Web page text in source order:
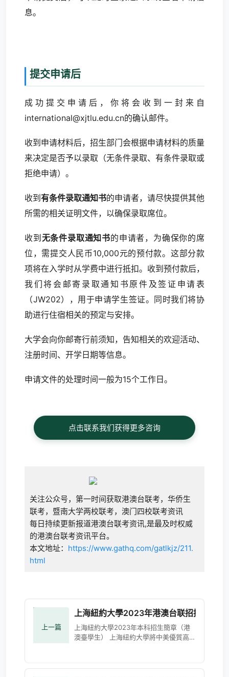
息。
提交申请后
成功提交申请后，你将会收到一封来自
international@xjtlu.edu.cn的确认邮件。
收到申请材料后，招生部门会根据申请材料的质量
来决定是否予以录取（无条件录取、有条件录取或
拒绝申请）。
收到 有条件录取通知书的申请者，请尽快提供其他
所需的相关证明文件，以确保录取席位。
收到 无条件录取通知书的申请者，为确保你的席
位，需提交人民币10,000元的预付款。这部分款
项将在入学时从学费中进行抵扣。收到预付款后，
我们将会邮寄录取通知书原件及签证申请表
（JW202），用于申请学生签证。同时我们将协
助进行住宿相关的预定与安排。
大学会向你邮寄行前须知，告知相关的欢迎活动、
注册时间、开学日期等信息。
申请文件的处理时间一般为15个工作日。
点击联系我们获得更多咨询
关注公众号，第一时间获取港澳台联考，华侨生
联考，暨南大学两校联考，澳门四校联考资讯
每日持续更新报道港澳台联考资讯,是最及时权威
的港澳台联考资讯平台。
本文地址： https://www.gathq.com/gatlkjz/211.
html
上一篇
上海紐約大學2023年港澳台联招招生简章
上海紐約大學2023年本科招生簡章（港
澳臺學生） 上海紐約大學將中美優質高等